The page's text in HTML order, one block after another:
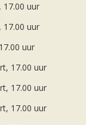
17.00 uur
17.00 uur
uur
17.00 uur
17.00 uur
17.00 uur